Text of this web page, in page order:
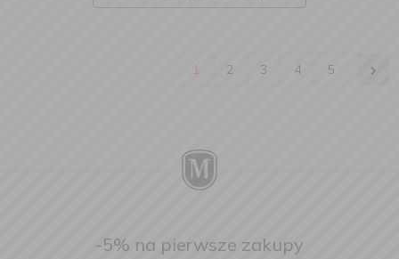
1 2 3 4 5
-5% na pierwsze zakupy